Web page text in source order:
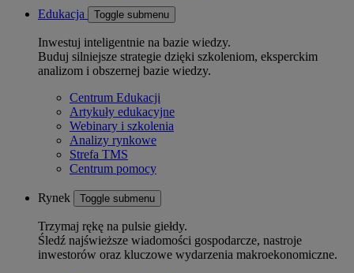
Edukacja Toggle submenu
Inwestuj inteligentnie na bazie wiedzy.
Buduj silniejsze strategie dzięki szkoleniom, eksperckim
analizom i obszernej bazie wiedzy.
Centrum Edukacji
Artykuły edukacyjne
Webinary i szkolenia
Analizy rynkowe
Strefa TMS
Centrum pomocy
Rynek Toggle submenu
Trzymaj rękę na pulsie giełdy.
Śledź najświeższe wiadomości gospodarcze, nastroje
inwestorów oraz kluczowe wydarzenia makroekonomiczne.